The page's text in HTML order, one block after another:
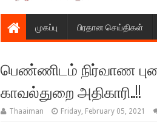
முகப்பு பிரதான செய்திகள்
பெண்ணிடம் நிர்வாண
காவல்துறை அதிகாரி..!!
Thaaiman Friday, February 05, 2021